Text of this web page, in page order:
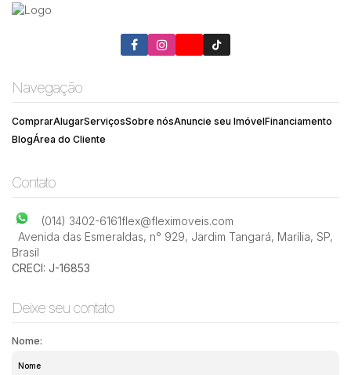
Navegação
ComprarAlugarServiçosSobre nósAnuncie seu ImóvelFinanciamento
BlogÁrea do Cliente
Contato
(014) 3402-6161flex@fleximoveis.com
Avenida das Esmeraldas, n° 929, Jardim Tangará, Marília, SP,
Brasil
CRECI: J-16853
Deixe seu contato
Nome: